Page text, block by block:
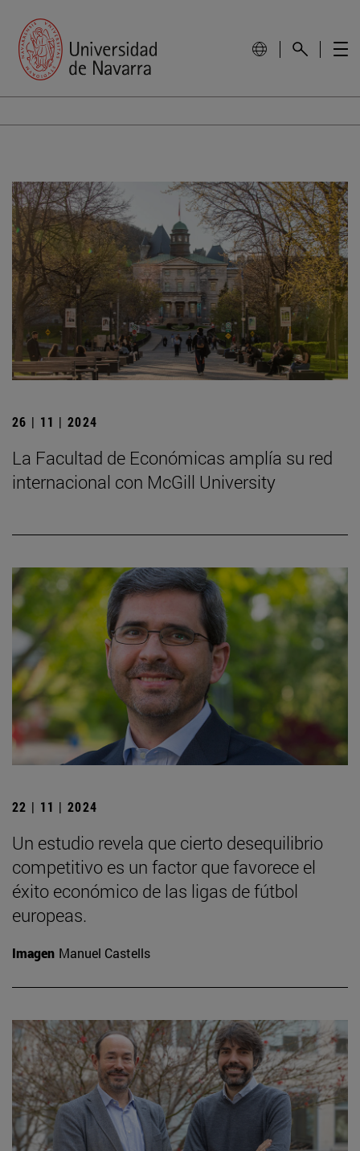
26 | 11 | 2024
La Facultad de Económicas amplía su red
internacional con McGill University
22 | 11 | 2024
Un estudio revela que cierto desequilibrio
competitivo es un factor que favorece el
éxito económico de las ligas de fútbol
europeas.
Imagen Manuel Castells